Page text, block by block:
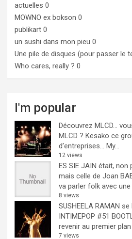
actuelles 0
MOWNO ex bokson 0
publikart 0
un sushi dans mon pieu 0
Une pile de disques (pour passer le
Who cares, really ? 0
I'm popular
Découvrez MLCD…
MLCD ? Kesako ce
d’entreprises… My...
12 views
ES SIE JAIN était, non
mais celle de Joan
va parler folk avec une
8 views
SUSHEELA RAMAN
INTIMEPOP #51
revenir au premier
7 views